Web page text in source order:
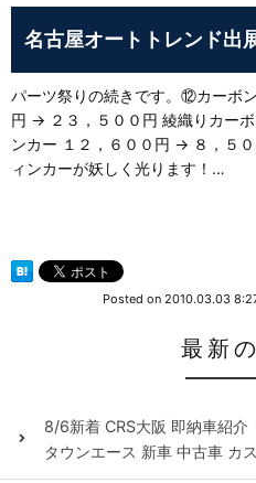
名古屋オートトレンド
パーツ祭りの続きです。⑫カーボ
円 → ２３，５００円 綾織りカー
ンカー １２，６００円 → ８，５
ィンカーが妖しく光ります！…
Posted on 2010.03.03
最新
8/6新着 CRS大阪 即納車紹介
タウンエース 新車 中古車 カ